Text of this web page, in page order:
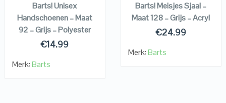
Barts! Unisex
Handschoenen – Maat
92 – Grijs – Polyester
€14.99
Merk:Barts
Barts! Meisjes Sjaal –
Maat 128 – Grijs – Acryl
€24.99
Merk:Barts